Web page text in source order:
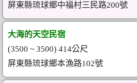
屏東縣琉球鄉中福村三民路200號
大海的天空民宿
(3500 ~ 3500) 414公尺
屏東縣琉球鄉本漁路102號